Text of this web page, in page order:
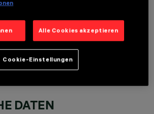
KOMPONENTEN
DATEN
Alle Cookies akzeptieren
Cookie-Einstellungen